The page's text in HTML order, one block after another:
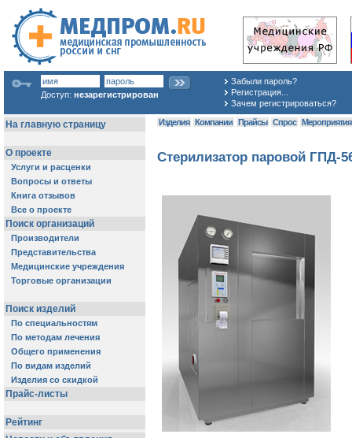
Доступ: незарегистрирован
Забыли пароль?
Регистрация...
Зачем регистрироваться?
Изделия Компании Прайсы Спрос Мероприятия
Стерилизатор паровой ГПД-